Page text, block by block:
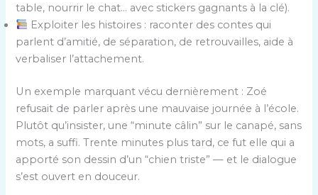
table, nourrir le chat… avec stickers gagnants à la clé).
Exploiter les histoires : raconter des contes qui
parlent d’amitié, de séparation, de retrouvailles, aide à
verbaliser l’attachement.
Un exemple marquant vécu dernièrement : Zoé
refusait de parler après une mauvaise journée à l’école.
Plutôt qu’insister, une “minute câlin” sur le canapé, sans
mots, a suffi. Trente minutes plus tard, ce fut elle qui a
apporté son dessin d’un “chien triste” — et le dialogue
s’est ouvert en douceur.